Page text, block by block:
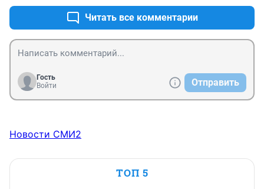
Читать все комментарии
Гость
Войти
Отправить
Новости СМИ2
ТОП 5